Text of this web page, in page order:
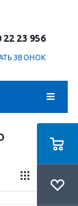
22 23 956
ЗВОНОК